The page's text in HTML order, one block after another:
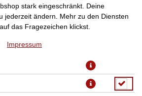
stark eingeschränkt. Deine
jederzeit ändern. Mehr zu den Diensten
das Fragezeichen klickst.
Impressum